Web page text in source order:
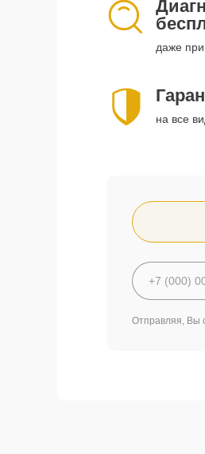
даже при
на все
Отправляя, Вы